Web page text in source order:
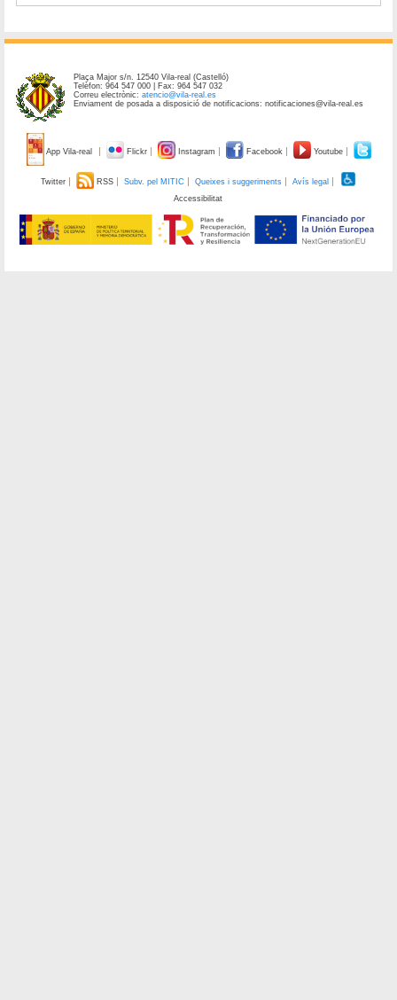
Plaça Major s/n. 12540 Vila-real (Castelló)
Telèfon: 964 547 000 | Fax: 964 547 032
Correu electrònic:atencio@vila-real.es
Enviament de posada a disposició de notificacions: notificaciones@vila-real.es
App Vila-real Flickr Instagram Facebook Youtube
Twitter RSS Subv. pel MITIC Queixes i suggeriments
Avís legal
Accessibilitat